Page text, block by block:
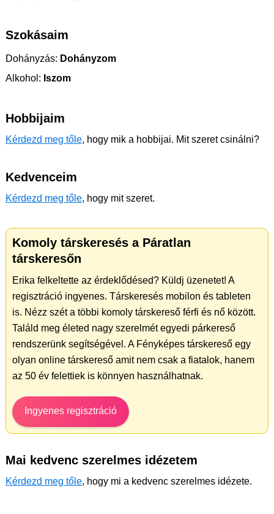
Szokásaim
Dohányzás: Dohányzom
Alkohol: Iszom
Hobbijaim
Kérdezd meg tőle, hogy mik a hobbijai. Mit szeret csinálni?
Kedvenceim
Kérdezd meg tőle, hogy mit szeret.
Komoly társkeresés a Páratlan
társkeresőn
Erika felkeltette az érdeklődésed? Küldj üzenetet! A
regisztráció ingyenes. Társkeresés mobilon és tableten
is. Nézz szét a többi komoly társkereső férfi és nő között.
Találd meg életed nagy szerelmét egyedi párkereső
rendszerünk segítségével. A Fényképes társkereső egy
olyan online társkereső amit nem csak a fiatalok, hanem
az 50 év felettiek is könnyen használhatnak.
Ingyenes regisztráció
Mai kedvenc szerelmes idézetem
Kérdezd meg tőle, hogy mi a kedvenc szerelmes idézete.